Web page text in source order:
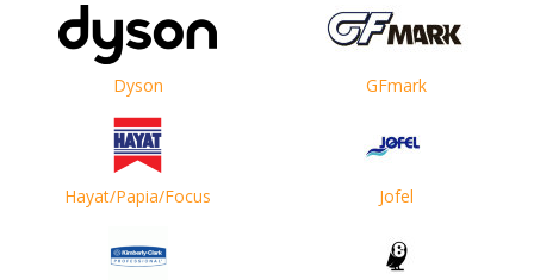
Dyson GFmark
Hayat/Papia/Focus Jofel